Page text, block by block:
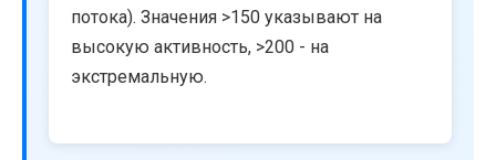
потока). Значения >150 указывают на
высокую активность, >200 - на
экстремальную.